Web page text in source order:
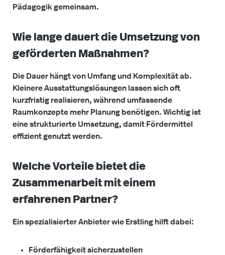
Pädagogik gemeinsam.
Wie lange dauert die Umsetzung von
geförderten Maßnahmen?
Die Dauer hängt von Umfang und Komplexität ab.
Kleinere Ausstattungslösungen lassen sich oft
kurzfristig realisieren, während umfassende
Raumkonzepte mehr Planung benötigen. Wichtig ist
eine strukturierte Umsetzung, damit Fördermittel
effizient genutzt werden.
Welche Vorteile bietet die
Zusammenarbeit mit einem
erfahrenen Partner?
Ein spezialisierter Anbieter wie Erstling hilft dabei:
Förderfähigkeit sicherzustellen